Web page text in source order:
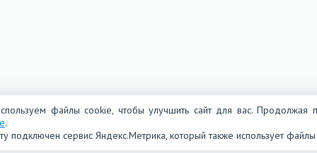
файлы cookie, чтобы улучшить сайт для вас. Продолжая
.
подключен сервис Яндекс.Метрика, который также использует